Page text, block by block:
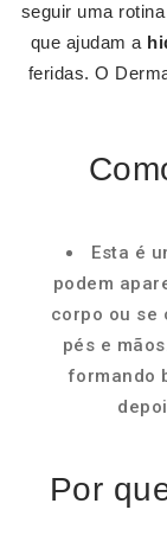
seguir uma
que ajudam a
feridas. O
Esta é
podem
corpo ou se
pés e
formando
Por